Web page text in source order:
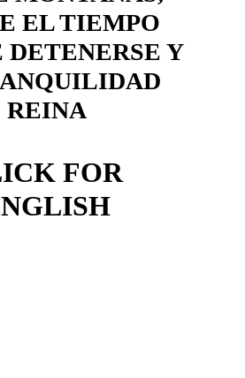
EL TIEMPO
DETENERSE Y
REINA
FOR